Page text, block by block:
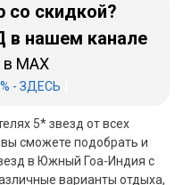
со скидкой?
нашем канале
MAX
- ЗДЕСЬ
5* звезд от всех
сможете подобрать и
в Южный Гоа-Индия с
варианты отдыха,